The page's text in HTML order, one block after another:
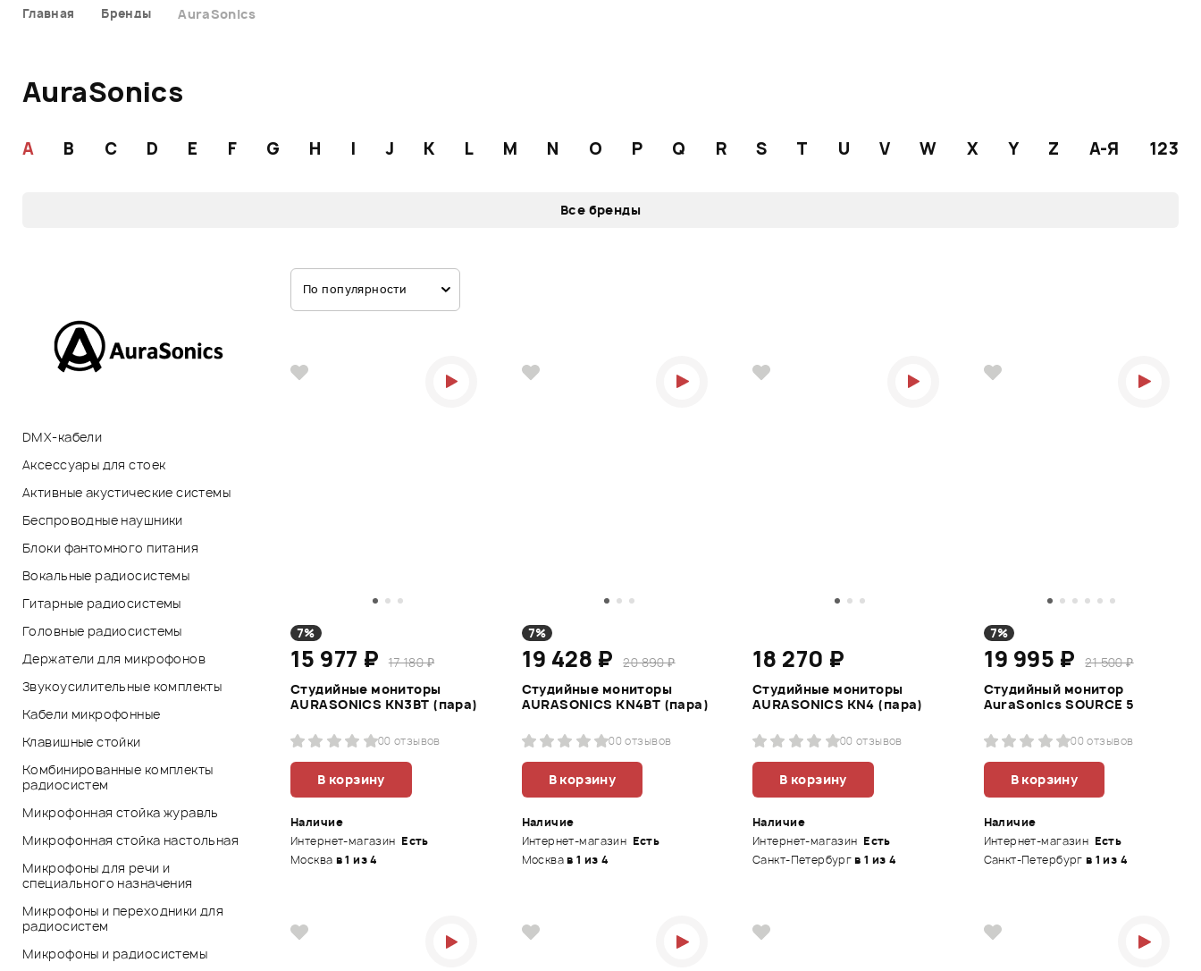
Главная Бренды AuraSonics
AuraSonics
A B C D E F G H I J K L M N O P Q R S T U V W X Y Z А-Я 123
Все бренды
DMX-кабели
Аксессуары для стоек
Активные акустические системы
Беспроводные наушники
Блоки фантомного питания
Вокальные радиосистемы
Гитарные радиосистемы
Головные радиосистемы
Держатели для микрофонов
Звукоусилительные комплекты
Кабели микрофонные
Клавишные стойки
Комбинированные комплекты
радиосистем
Микрофонная стойка журавль
Микрофонная стойка настольная
Микрофоны для речи и
специального назначения
Микрофоны и переходники для
радиосистем
Микрофоны и радиосистемы
По популярности
7%
15 977 ₽
17 180 ₽
Студийные мониторы
AURASONICS KN3BT (пара)
00 отзывов
В корзину
Наличие
Интернет-магазин Есть
Москва в 1 из 4
7%
19 428 ₽
20 890 ₽
Студийные мониторы
AURASONICS KN4BT (пара)
00 отзывов
В корзину
Наличие
Интернет-магазин Есть
Москвав 1 из 4
18 270 ₽
Студийные мониторы
AURASONICS KN4 (пара)
00 отзывов
В корзину
Наличие
Интернет-магазин Есть
Санкт-Петербургв 1 из 4
7%
19 995 ₽
21 500 ₽
Студийный монитор
AuraSonics SOURCE 5
00 отзывов
В корзину
Наличие
Интернет-магазин Есть
Санкт-Петербург в 1 из 4